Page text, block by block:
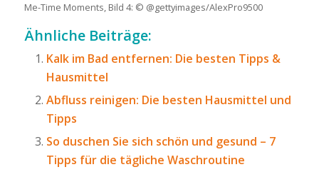
Me-Time Moments, Bild 4: © @gettyimages/AlexPro9500
Ähnliche Beiträge:
Kalk im Bad entfernen: Die besten Tipps &
Hausmittel
Abfluss reinigen: Die besten Hausmittel und
Tipps
So duschen Sie sich schön und gesund – 7
Tipps für die tägliche Waschroutine